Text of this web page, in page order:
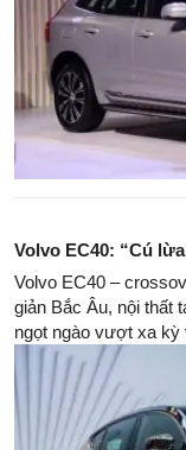
Volvo EC40: “Cú
Volvo EC40 –
giản Bắc Âu, nội thất
ngọt ngào vượt xa kỳ